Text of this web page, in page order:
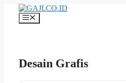
Langsung
Menu
Desain Grafis